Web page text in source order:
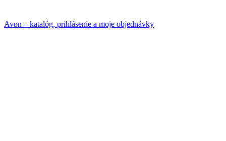
Avon – katalóg, prihlásenie a moje objednávky